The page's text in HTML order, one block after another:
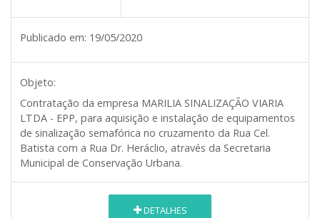
Publicado em: 19/05/2020
Objeto:
Contratação da empresa MARILIA SINALIZAÇÃO VIARIA
LTDA - EPP, para aquisição e instalação de equipamentos
de sinalização semafórica no cruzamento da Rua Cel.
Batista com a Rua Dr. Heráclio, através da Secretaria
Municipal de Conservação Urbana.
DETALHES